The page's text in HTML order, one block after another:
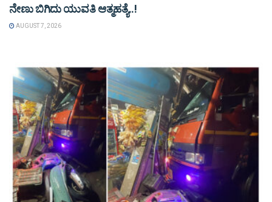
ನೇಣು ಬಿಗಿದು ಯುವತಿ ಆತ್ಮಹತ್ಯೆ..!
AUGUST 7, 2026